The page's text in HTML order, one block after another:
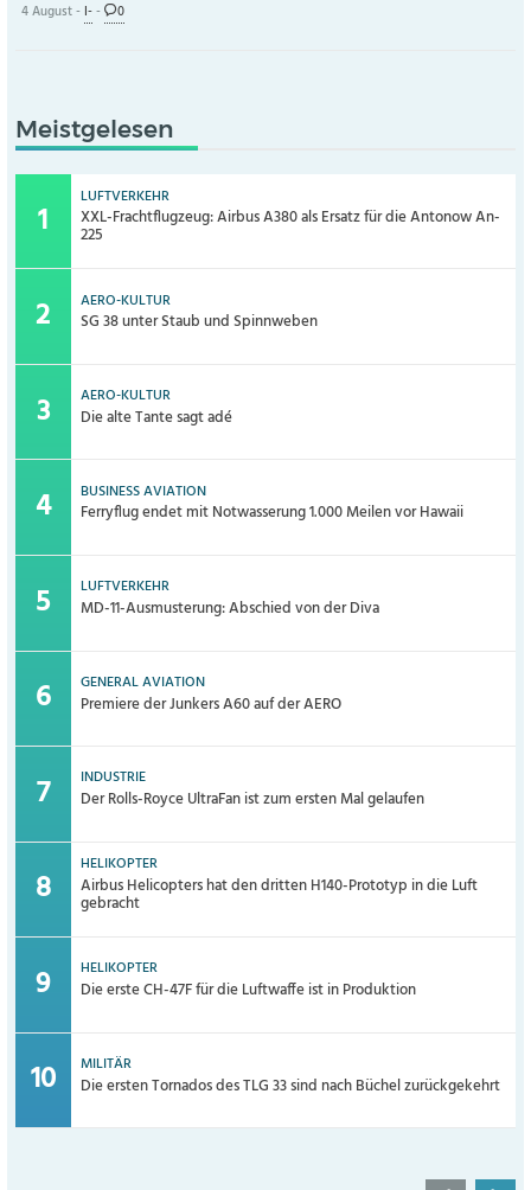
4 August - I-- 0
Meistgelesen
LUFTVERKEHR
XXL-Frachtflugzeug: Airbus A380 als Ersatz für die Antonow An-
225
AERO-KULTUR
SG 38 unter Staub und Spinnweben
AERO-KULTUR
Die alte Tante sagt adé
BUSINESS AVIATION
Ferryflug endet mit Notwasserung 1.000 Meilen vor Hawaii
LUFTVERKEHR
MD-11-Ausmusterung: Abschied von der Diva
GENERAL AVIATION
Premiere der Junkers A60 auf der AERO
INDUSTRIE
Der Rolls-Royce UltraFan ist zum ersten Mal gelaufen
HELIKOPTER
Airbus Helicopters hat den dritten H140-Prototyp in die Luft
gebracht
HELIKOPTER
Die erste CH-47F für die Luftwaffe ist in Produktion
MILITÄR
Die ersten Tornados des TLG 33 sind nach Büchel zurückgekehrt